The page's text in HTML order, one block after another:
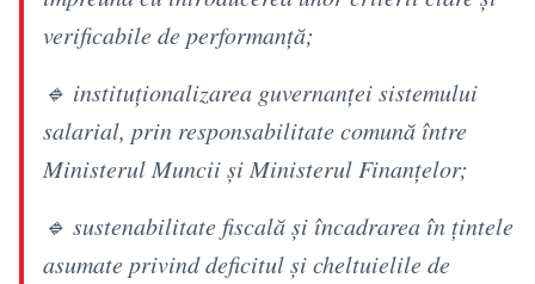
verificabile de performanță;
🔹 instituționalizarea guvernanței sistemului
salarial, prin responsabilitate comună între
Ministerul Muncii și Ministerul Finanțelor;
🔹 sustenabilitate fiscală și încadrarea în țintele
asumate privind deficitul și cheltuielile de